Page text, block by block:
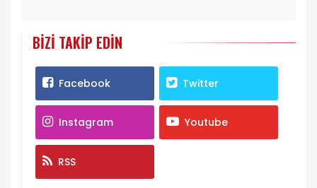
BIZI TAKIP EDIN
Facebook Twitter
Instagram Youtube
RSS